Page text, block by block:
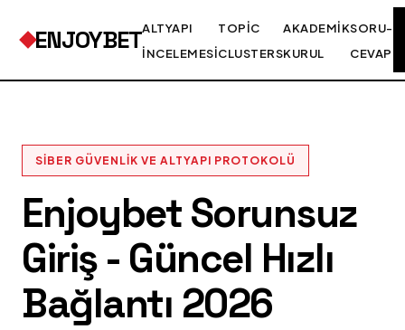
ENJOYBETALTYAPI
İNCELEMESI
TOPIC
CLUSTERS
AKADEMIK
KURUL
SORU-
CEVAP
SIBER GÜVENLIK VE ALTYAPI PROTOKOLÜ
Enjoybet Sorunsuz
Giriş - Güncel Hızlı
Bağlantı 2026